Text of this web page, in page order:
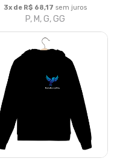
3x de R$ 68,17 sem juros
P, M, G, GG